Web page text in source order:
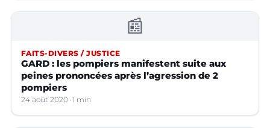
📰
FAITS-DIVERS / JUSTICE
GARD : les pompiers manifestent suite aux
peines prononcées après l’agression de 2
pompiers
24 août 2020 1 min